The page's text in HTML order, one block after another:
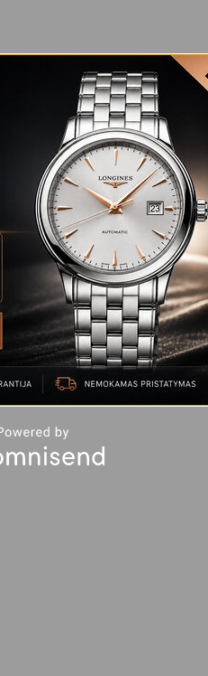
dydžio korpusas idealiai tinka